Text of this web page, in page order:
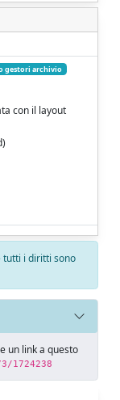
gestori archivio
con il layout
tutti i diritti sono
un link a questo
1724238